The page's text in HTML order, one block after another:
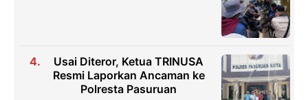
Usai Diteror, Ketua TRINUSA
Resmi Laporkan Ancaman ke
Polresta Pasuruan